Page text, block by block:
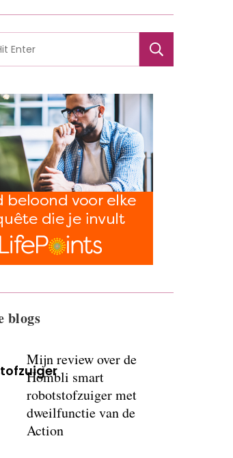
blogs
Mijn review over de
Hombli smart
robotstofzuiger met
dweilfunctie van de
Action